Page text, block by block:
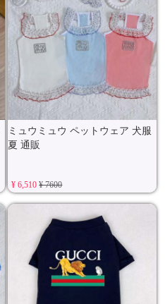
ミュウミュウ ペットウェア 犬服
夏 通販
¥ 6,510¥ 7600